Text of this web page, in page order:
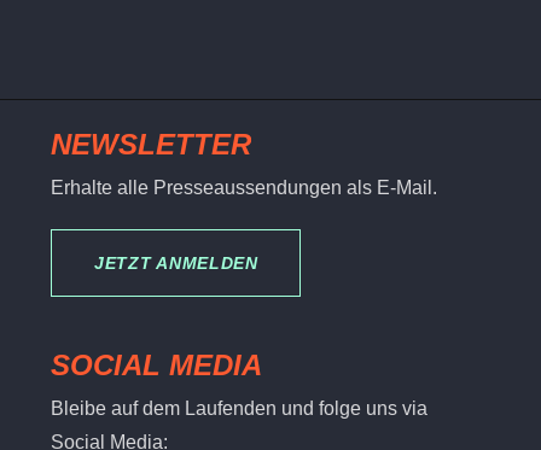
NEWSLETTER
Erhalte alle Presseaussendungen als E-Mail.
JETZT ANMELDEN
SOCIAL MEDIA
Bleibe auf dem Laufenden und folge uns via
Social Media: